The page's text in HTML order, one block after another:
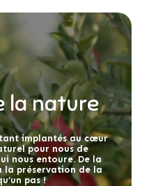
la nature
implantés au cœur
pour nous de
nous entoure. De la
la préservation de la
pas !